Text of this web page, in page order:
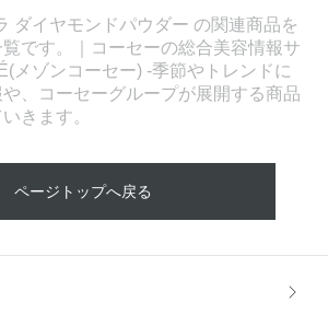
ダイヤモンドパウダー の関連商品を
です。｜コーセーの総合美容情報サ
メゾンコーセー) -季節やトレンドに
、コーセーグループが展開する商品
きます。
ページトップへ戻る